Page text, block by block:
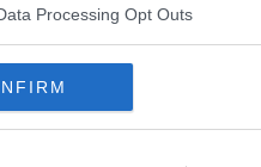
Processing Opt Outs
mi affascinava vedere le
mente spesso, sopratutto a se
existirá el dolor". Di certo il
ballerini tangheri. Il tango mi
non ne ho, purtroppo, la